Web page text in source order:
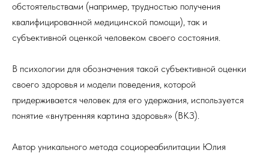
обстоятельствами (например, трудностью получения
квалифицированной медицинской помощи), так и
субъективной оценкой человеком своего состояния.
В психологии для обозначения такой субъективной оценки
своего здоровья и модели поведения, которой
придерживается человек для его удержания, используется
понятие «внутренняя картина здоровья» (ВКЗ).
Автор уникального метода социореабилитации Юлия